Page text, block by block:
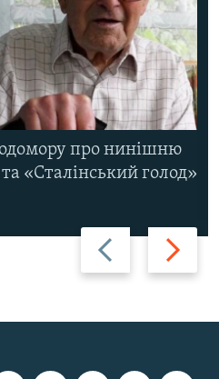
Назад Вперед
про нинішню
«Сталінський голод»